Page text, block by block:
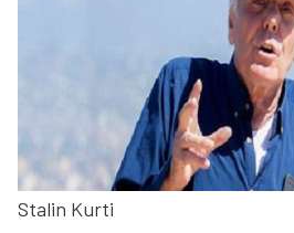
Stalin Kurti